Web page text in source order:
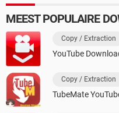
MEEST POPULAIRE
Copy / Extraction
YouTube
Copy / Extraction
TubeMate